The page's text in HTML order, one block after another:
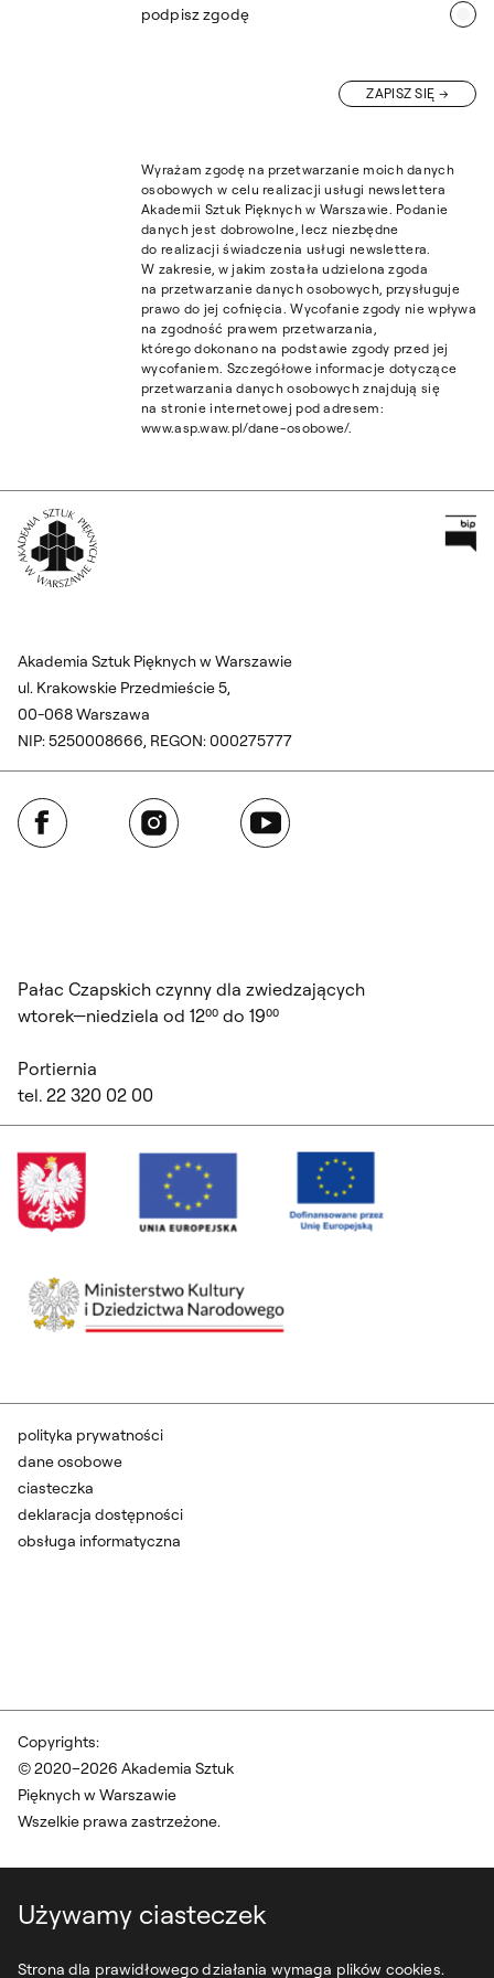
Używamy ciasteczek
Strona dla prawidłowego działania wymaga plików cookies.
podpisz zgodę
ZAPISZ SIĘ
Wyrażam zgodę na przetwarzanie moich danych
osobowych w celu realizacji usługi newslettera
Akademii Sztuk Pięknych w Warszawie. Podanie
danych jest dobrowolne, lecz niezbędne
do realizacji świadczenia usługi newslettera.
W zakresie, w jakim została udzielona zgoda
na przetwarzanie danych osobowych, przysługuje
prawo do jej cofnięcia. Wycofanie zgody nie wpływa
na zgodność prawem przetwarzania,
którego dokonano na podstawie zgody przed jej
wycofaniem. Szczegółowe informacje dotyczące
przetwarzania danych osobowych znajdują się
na stronie internetowej pod adresem:
www.asp.waw.pl/dane-osobowe/.
Akademia Sztuk Pięknych w Warszawie
ul. Krakowskie Przedmieście 5,
00-068 Warszawa
NIP: 5250008666, REGON: 000275777
Facebook Instagram YouTube
Pałac Czapskich czynny dla zwiedzających
wtorek—niedziela od 12⁰⁰ do 19⁰⁰
Portiernia
tel. 22 320 02 00
Copyrights:
© 2020–2026 Akademia Sztuk
Pięknych w Warszawie
Wszelkie prawa zastrzeżone.
polityka prywatności
dane osobowe
ciasteczka
deklaracja dostępności
obsługa informatyczna